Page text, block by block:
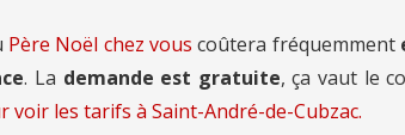
Père Noël chez vous coûtera fréquemment
. La demande est gratuite, ça vaut le
voir les tarifs à Saint-André-de-Cubzac.